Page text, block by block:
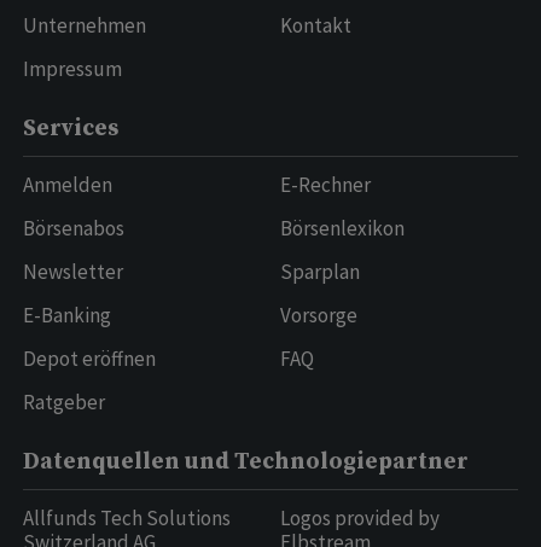
Unternehmen
Impressum
Kontakt
Services
Anmelden
Börsenabos
Newsletter
E-Banking
Depot eröffnen
Ratgeber
E-Rechner
Börsenlexikon
Sparplan
Vorsorge
FAQ
Datenquellen und Technologiepartner
Allfunds Tech Solutions
Logos provided by